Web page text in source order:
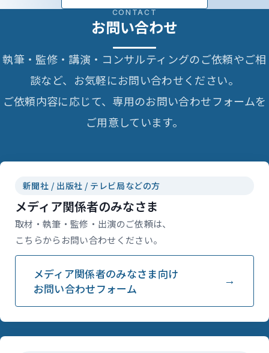
CONTACT
お問い合わせ
執筆・監修・講演・コンサルティングのご依頼やご相
談など、お気軽にお問い合わせください。
ご依頼内容に応じて、専用のお問い合わせフォームを
ご用意しています。
新聞社 / 出版社 / テレビ局などの方
メディア関係者のみなさま
取材・執筆・監修・出演のご依頼は、
こちらからお問い合わせください。
メディア関係者のみなさま向け
お問い合わせフォーム